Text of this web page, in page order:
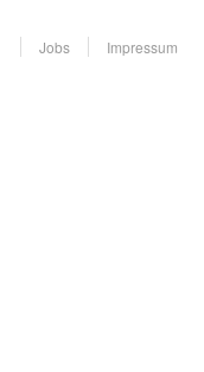
Jobs
Impressum